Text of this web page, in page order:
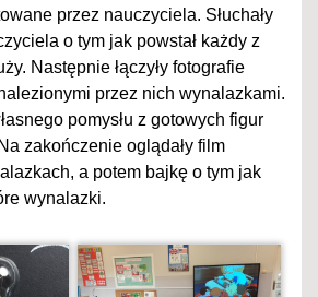
przez nauczyciela. Słuchały
o tym jak powstał każdy z
Następnie łączyły fotografie
przez nich wynalazkami.
pomysłu z gotowych figur
zakończenie oglądały film
a potem bajkę o tym jak
wynalazki.